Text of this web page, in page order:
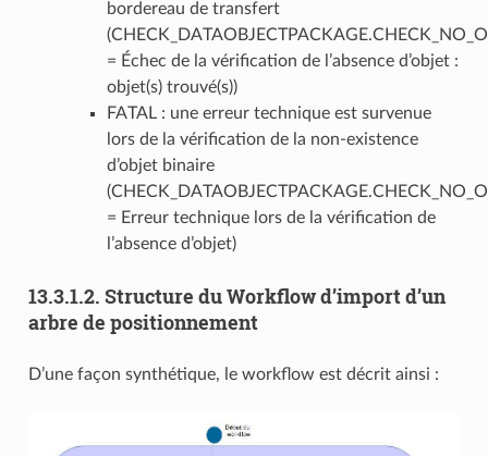
bordereau de transfert
= Échec de la vérification de l’absence d’objet :
objet(s) trouvé(s))
FATAL : une erreur technique est survenue
lors de la vérification de la non-existence
d’objet binaire
= Erreur technique lors de la vérification de
l’absence d’objet)
13.3.1.2. Structure du Workflow d’import d’un
arbre de positionnement
D’une façon synthétique, le workflow est décrit ainsi :